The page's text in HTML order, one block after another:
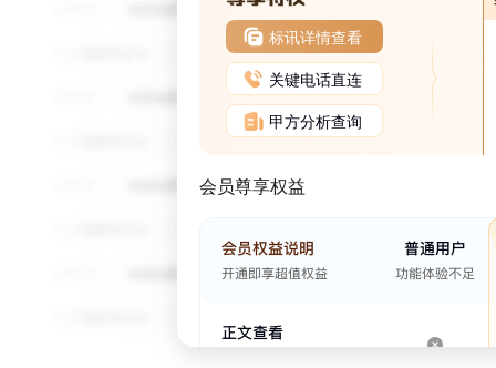
标讯详情查看
关键电话直连
甲方分析查询
会员尊享权益